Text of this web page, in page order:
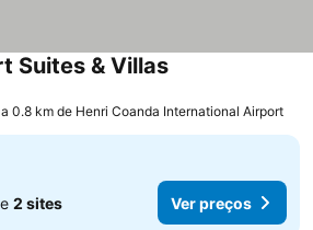
Suites & Villas
a 0.8 km de Henri Coanda International Airport
2 sites Ver preços